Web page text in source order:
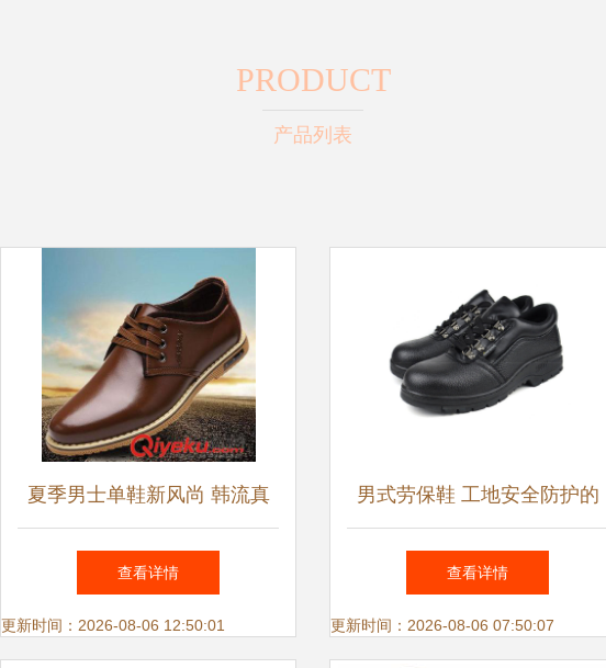
PRODUCT
产品列表
夏季男士单鞋新风尚 韩流真
牛皮镂空洞洞鞋，透气休闲好
选择
查看详情
更新时间：2026-08-06 12:50:01
男式劳保鞋 工地安全防护的
坚实防线
查看详情
更新时间：2026-08-06 07:50:07